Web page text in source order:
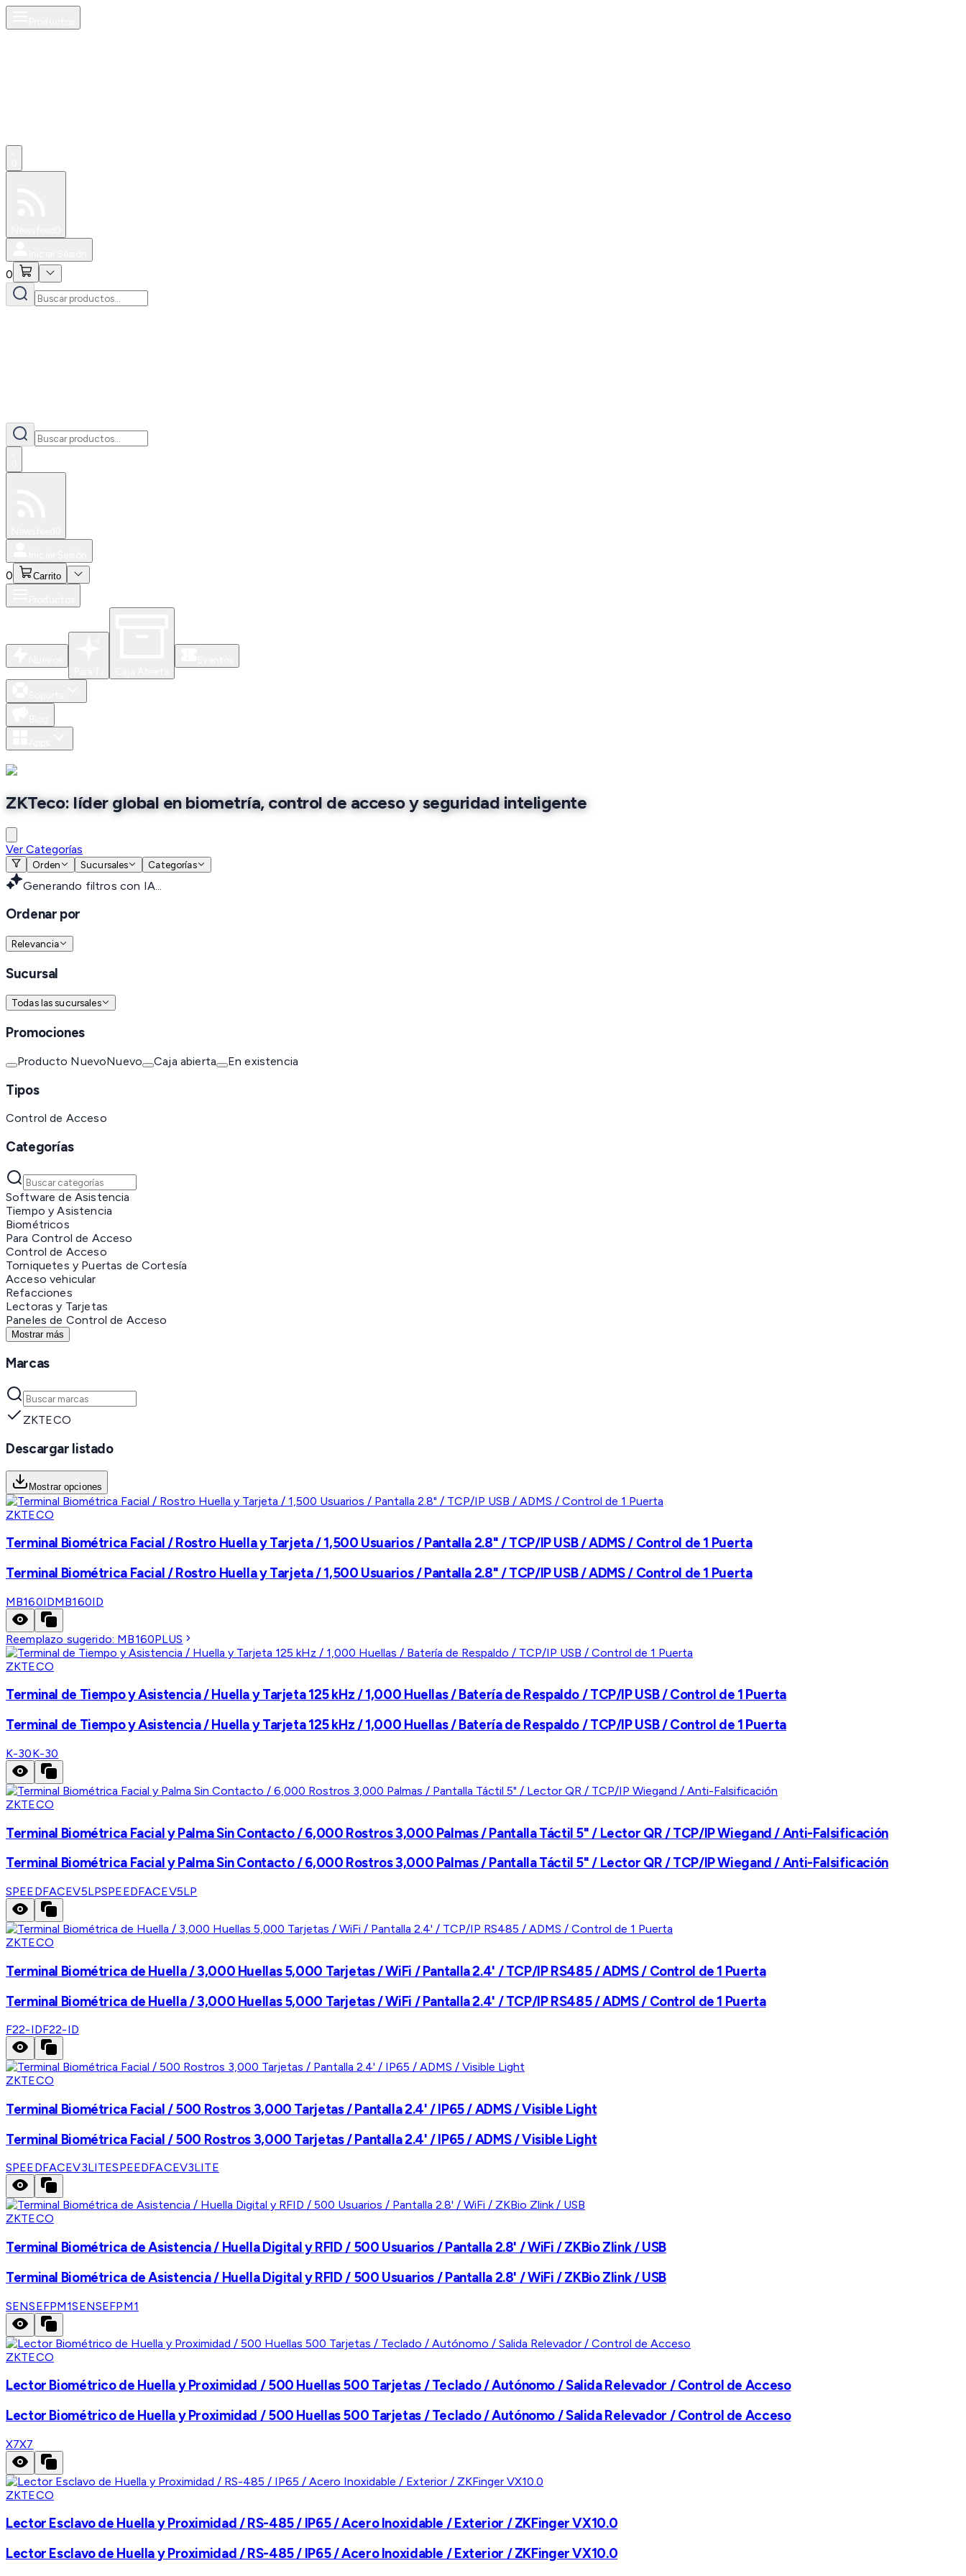
0
0 Carrito
ZKTeco: líder global en biometría, control de acceso y seguridad inteligente
Ver Categorías
Orden Sucursales Categorías
Generando filtros con IA...
Ordenar por
Relevancia
Sucursal
Todas las sucursales
Promociones
Producto NuevoNuevo Caja abierta En existencia
Tipos
Control de Acceso
Categorías
Software de Asistencia
Tiempo y Asistencia
Biométricos
Para Control de Acceso
Control de Acceso
Torniquetes y Puertas de Cortesía
Acceso vehicular
Refacciones
Lectoras y Tarjetas
Paneles de Control de Acceso
Mostrar más
Marcas
ZKTECO
Descargar listado
Mostrar opciones
ZKTECO
Terminal Biométrica Facial / Rostro Huella y Tarjeta / 1,500 Usuarios / Pantalla 2.8" / TCP/IP USB / ADMS / Control de 1 Puerta
Terminal Biométrica Facial / Rostro Huella y Tarjeta / 1,500 Usuarios / Pantalla 2.8" / TCP/IP USB / ADMS / Control de 1 Puerta
MB160IDMB160ID
Reemplazo sugerido: MB160PLUS
ZKTECO
Terminal de Tiempo y Asistencia / Huella y Tarjeta 125 kHz / 1,000 Huellas / Batería de Respaldo / TCP/IP USB / Control de 1 Puerta
Terminal de Tiempo y Asistencia / Huella y Tarjeta 125 kHz / 1,000 Huellas / Batería de Respaldo / TCP/IP USB / Control de 1 Puerta
K-30K-30
ZKTECO
Terminal Biométrica Facial y Palma Sin Contacto / 6,000 Rostros 3,000 Palmas / Pantalla Táctil 5" / Lector QR / TCP/IP Wiegand / Anti-Falsificación
Terminal Biométrica Facial y Palma Sin Contacto / 6,000 Rostros 3,000 Palmas / Pantalla Táctil 5" / Lector QR / TCP/IP Wiegand / Anti-Falsificación
SPEEDFACEV5LPSPEEDFACEV5LP
ZKTECO
Terminal Biométrica de Huella / 3,000 Huellas 5,000 Tarjetas / WiFi / Pantalla 2.4' / TCP/IP RS485 / ADMS / Control de 1 Puerta
Terminal Biométrica de Huella / 3,000 Huellas 5,000 Tarjetas / WiFi / Pantalla 2.4' / TCP/IP RS485 / ADMS / Control de 1 Puerta
F22-IDF22-ID
ZKTECO
Terminal Biométrica Facial / 500 Rostros 3,000 Tarjetas / Pantalla 2.4' / IP65 / ADMS / Visible Light
Terminal Biométrica Facial / 500 Rostros 3,000 Tarjetas / Pantalla 2.4' / IP65 / ADMS / Visible Light
SPEEDFACEV3LITESPEEDFACEV3LITE
ZKTECO
Terminal Biométrica de Asistencia / Huella Digital y RFID / 500 Usuarios / Pantalla 2.8' / WiFi / ZKBio Zlink / USB
Terminal Biométrica de Asistencia / Huella Digital y RFID / 500 Usuarios / Pantalla 2.8' / WiFi / ZKBio Zlink / USB
SENSEFPM1SENSEFPM1
ZKTECO
Lector Biométrico de Huella y Proximidad / 500 Huellas 500 Tarjetas / Teclado / Autónomo / Salida Relevador / Control de Acceso
Lector Biométrico de Huella y Proximidad / 500 Huellas 500 Tarjetas / Teclado / Autónomo / Salida Relevador / Control de Acceso
X7X7
ZKTECO
Lector Esclavo de Huella y Proximidad / RS-485 / IP65 / Acero Inoxidable / Exterior / ZKFinger VX10.0
Lector Esclavo de Huella y Proximidad / RS-485 / IP65 / Acero Inoxidable / Exterior / ZKFinger VX10.0